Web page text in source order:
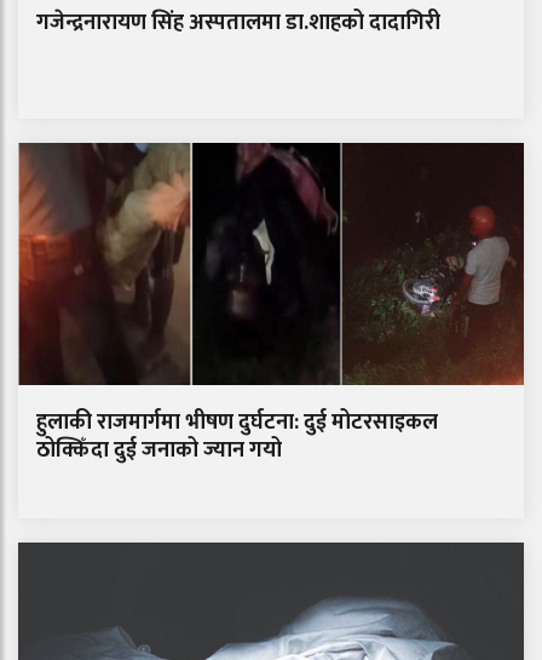
गजेन्द्रनारायण सिंह अस्पतालमा डा.शाहको दादागिरी
हुलाकी राजमार्गमा भीषण दुर्घटना: दुई मोटरसाइकल
ठोक्किँदा दुई जनाको ज्यान गयो